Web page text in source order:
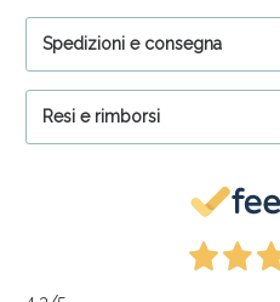
Spedizioni e consegna
Resi e rimborsi